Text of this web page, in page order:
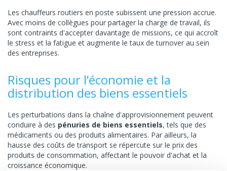
Les chauffeurs routiers en poste subissent une pression accrue.
Avec moins de collègues pour partager la charge de travail, ils
sont contraints d'accepter davantage de missions, ce qui accroît
le stress et la fatigue et augmente le taux de turnover au sein
des entreprises.
Risques pour l’économie et la
distribution des biens essentiels
Les perturbations dans la chaîne d'approvisionnement peuvent
conduire à des pénuries de biens essentiels, tels que des
médicaments ou des produits alimentaires. Par ailleurs, la
hausse des coûts de transport se répercute sur le prix des
produits de consommation, affectant le pouvoir d'achat et la
croissance économique.